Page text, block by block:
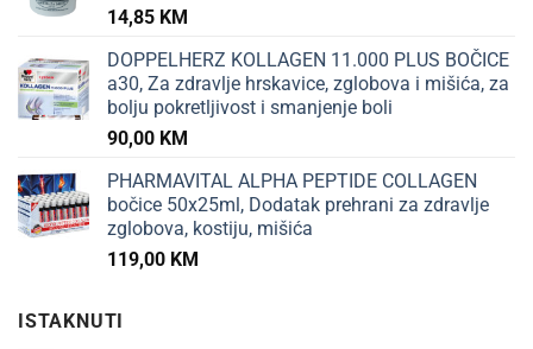
14,85 KM
DOPPELHERZ KOLLAGEN 11.000 PLUS BOČICE
a30, Za zdravlje hrskavice, zglobova i mišića, za
bolju pokretljivost i smanjenje boli
90,00 KM
PHARMAVITAL ALPHA PEPTIDE COLLAGEN
bočice 50x25ml, Dodatak prehrani za zdravlje
zglobova, kostiju, mišića
119,00 KM
ISTAKNUTI